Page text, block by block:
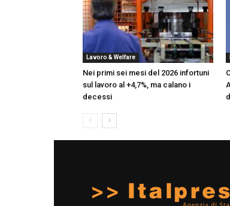
Lavoro & Welfare
Nei primi sei mesi del 2026 infortuni
sul lavoro al +4,7%, ma calano i
decessi